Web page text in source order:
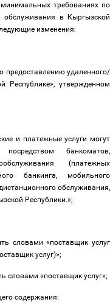
требованиях по
обслуживания в Кыргызской
изменения:
предоставлению удаленного/
Республике», утвержденном
и платежные услуги могут
посредством банкоматов,
(платежных
банкинга, мобильного
обслуживания,
Республики.»;
словами «поставщик услуг
услуг)»;
словами «поставщик услуг»;
содержания: